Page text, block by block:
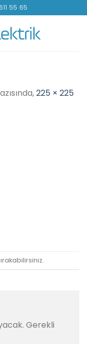
55 65
225 × 225
Gerekli